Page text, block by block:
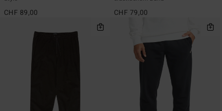
CHF 89,00 CHF 79,00